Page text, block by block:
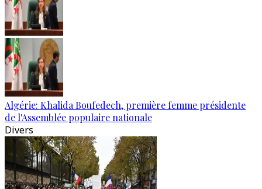
Algérie: Khalida Boufedech, première femme présidente
de l'Assemblée populaire nationale
Divers